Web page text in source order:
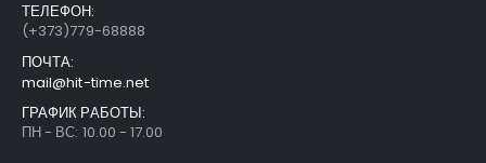
ТЕЛЕФОН:
(+373)779-68888
ПОЧТА:
mail@hit-time.net
ГРАФИК РАБОТЫ:
ПН - ВС: 10.00 - 17.00